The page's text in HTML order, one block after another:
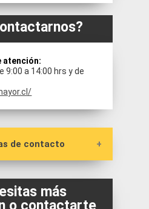
atención:
9:00 a 14:00 hrs y de
de contacto
Estudiantes U.
y Proyectos Específicos.
más
o contactarte